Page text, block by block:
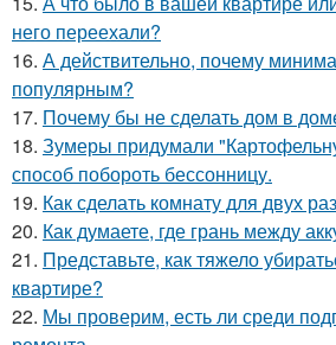
него переехали?
16. А действительно, почему
популярным?
17. Почему бы не сделать дом в
18. Зумеры придумали
способ побороть бессонницу.
19. Как сделать комнату для двух
20. Как думаете, где грань между
21. Представьте, как тяжело
квартире?
22. Мы проверим, есть ли среди